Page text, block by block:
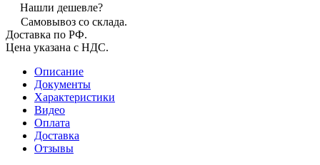
Нашли дешевле?
Самовывоз со склада.
Доставка по РФ.
Цена указана с НДС.
Описание
Документы
Характеристики
Видео
Оплата
Доставка
Отзывы